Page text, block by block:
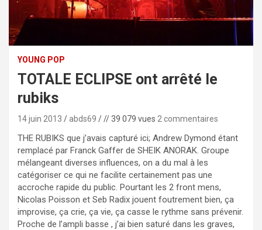
YOUNG POP
TOTALE ECLIPSE ont arrêté le
rubiks
14 juin 2013 abds69 // 39 079 vues 2 commentaires
THE RUBIKS que j’avais capturé ici; Andrew Dymond étant
remplacé par Franck Gaffer de SHEIK ANORAK. Groupe
mélangeant diverses influences, on a du mal à les
catégoriser ce qui ne facilite certainement pas une
accroche rapide du public. Pourtant les 2 front mens,
Nicolas Poisson et Seb Radix jouent foutrement bien, ça
improvise, ça crie, ça vie, ça casse le rythme sans prévenir.
Proche de l’ampli basse , j’ai bien saturé dans les graves,